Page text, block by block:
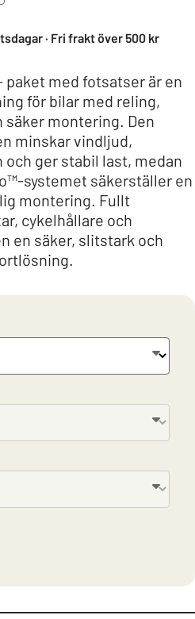
· Fri frakt över 500 kr
paket med fotsatser är en
för bilar med reling,
säker montering. Den
minskar vindljud,
ger stabil last, medan
systemet säkerställer en
montering. Fullt
cykelhållare och
en säker, slitstark och